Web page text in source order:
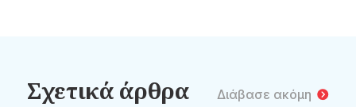
Σχετικά άρθρα Διάβασε ακόμη